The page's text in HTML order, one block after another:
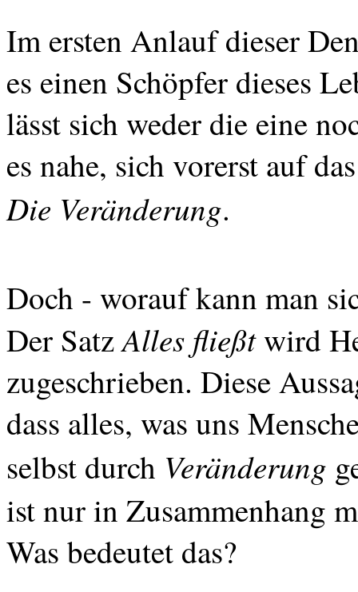
Im ersten Anlauf dieser
es einen Schöpfer dieses
lässt sich weder die eine
es nahe, sich vorerst auf
Die Veränderung.
Doch - worauf kann man
Der SatzAlles fließtwird
zugeschrieben. Diese
dass alles, was uns
selbst durch Veränderung
ist nur in Zusammenhang
Was bedeutet das?